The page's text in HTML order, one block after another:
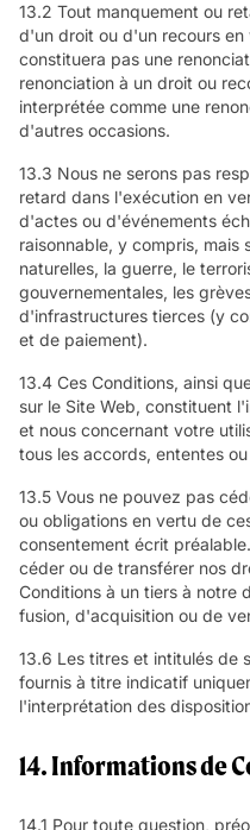
13.2 Tout manquement ou
d'un droit ou d'un recours
constituera pas une
renonciation à un droit ou
interprétée comme une
d'autres occasions.
13.3 Nous ne serons pas
retard dans l'exécution en
d'actes ou d'événements
raisonnable, y compris, mais
naturelles, la guerre, le
gouvernementales, les
d'infrastructures tierces (y
et de paiement).
13.4 Ces Conditions, ainsi
sur le Site Web, constituent
et nous concernant votre
tous les accords, ententes
13.5 Vous ne pouvez pas
ou obligations en vertu de
consentement écrit
céder ou de transférer nos
Conditions à un tiers à notre
fusion, d'acquisition ou de
13.6 Les titres et intitulés de
fournis à titre indicatif
l'interprétation des
14. Informations de
14.1 Pour toute question,